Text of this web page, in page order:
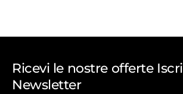
Ricevi le nostre offerte
Newsletter